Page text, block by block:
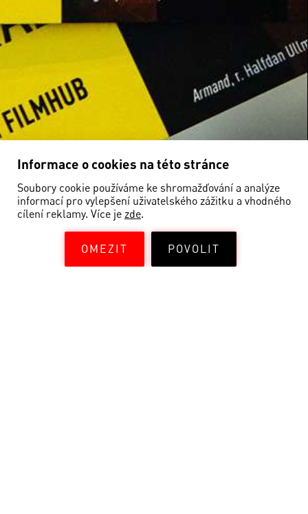
KEEP UP WITH OUR
PROGRAMME AND FESTIVALS!
I agree to the processing of my personal data.
Send
Informace o cookies na této stránce
Soubory cookie používáme ke shromažďování a analýze
informací pro vylepšení uživatelského zážitku a vhodného
cílení reklamy. Více je zde.
OMEZIT POVOLIT